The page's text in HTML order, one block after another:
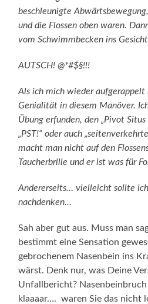
beschleunigte
und die Flossen oben waren.
vom Schwimmbecken ins
AUTSCH! @*#$§!!!
Als ich mich wieder
Genialität in diesem Manöver.
Übung erfunden, den „Pivot
„PST!“ oder auch
macht man nicht auf den
Taucherbrille und er ist was für
Andererseits… vielleicht sollte
nachdenken…
Sah aber gut aus. Muss man
bestimmt eine Sensation
gebrochenem Nasenbein ins
wärst. Denk nur, was Deine
Unfallbericht? Nasenbeinbruch
klaaaar…. waren Sie das nicht